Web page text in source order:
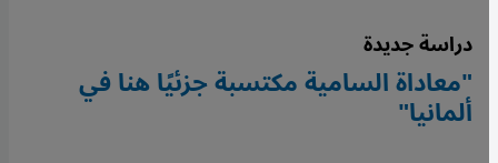
دراسة جديدة
"معاداة السامية مكتسبة جزئيًا هنا في
ألمانيا"